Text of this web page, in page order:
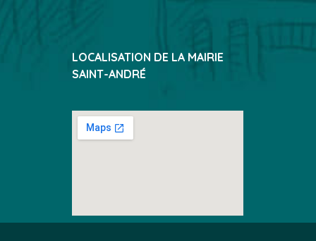
LOCALISATION DE LA MAIRIE
SAINT-ANDRÉ